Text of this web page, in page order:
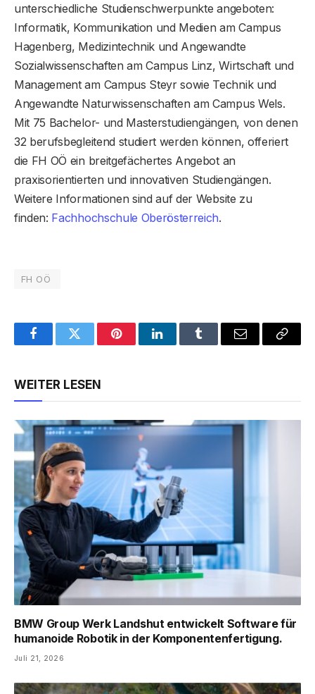
unterschiedliche Studienschwerpunkte angeboten:
Informatik, Kommunikation und Medien am Campus
Hagenberg, Medizintechnik und Angewandte
Sozialwissenschaften am Campus Linz, Wirtschaft und
Management am Campus Steyr sowie Technik und
Angewandte Naturwissenschaften am Campus Wels.
Mit 75 Bachelor- und Masterstudiengängen, von denen
32 berufsbegleitend studiert werden können, offeriert
die FH OÖ ein breitgefächertes Angebot an
praxisorientierten und innovativen Studiengängen.
Weitere Informationen sind auf der Website zu
finden: Fachhochschule Oberösterreich.
FH OÖ
FacebookTwitter PinterestLinkedInTumblr Email
Copy
WEITER LESEN
BMW Group Werk Landshut entwickelt Software für
humanoide Robotik in der Komponentenfertigung.
Juli 21, 2026